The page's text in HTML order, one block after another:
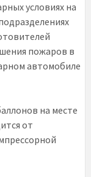
условиях на
пожаров в
автомобиле
на месте
от